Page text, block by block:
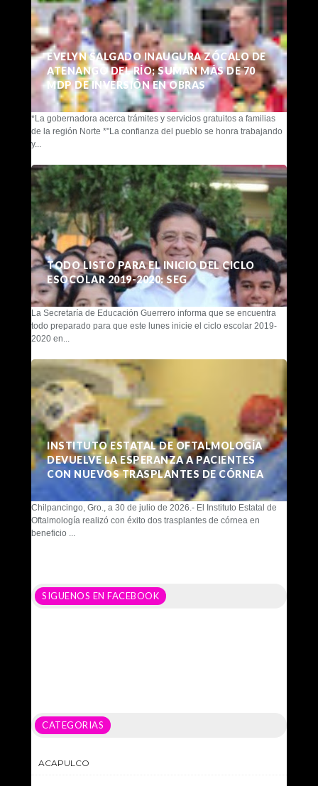
EVELYN SALGADO INAUGURA ZÓCALO DE
ATENANGO DEL RÍO; SUMAN MÁS DE 70
MDP DE INVERSIÓN EN OBRAS
*La gobernadora acerca trámites y servicios gratuitos a familias
de la región Norte *"La confianza del pueblo se honra trabajando
y...
TODO LISTO PARA EL INICIO DEL CICLO
ESOCOLAR 2019-2020: SEG
La Secretaría de Educación Guerrero informa que se encuentra
todo preparado para que este lunes inicie el ciclo escolar 2019-
2020 en...
INSTITUTO ESTATAL DE OFTALMOLOGÍA
DEVUELVE LA ESPERANZA A PACIENTES
CON NUEVOS TRASPLANTES DE CÓRNEA
Chilpancingo, Gro., a 30 de julio de 2026.- El Instituto Estatal de
Oftalmología realizó con éxito dos trasplantes de córnea en
beneficio ...
SIGUENOS EN FACEBOOK
CATEGORIAS
ACAPULCO